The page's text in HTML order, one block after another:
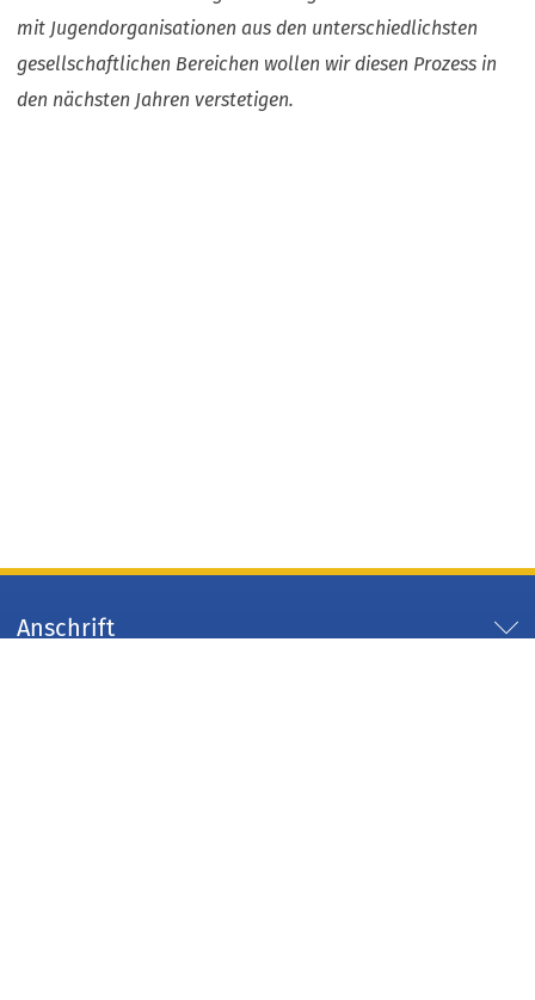
mit Jugendorganisationen aus den unterschiedlichsten
gesellschaftlichen Bereichen wollen wir diesen Prozess in
den nächsten Jahren verstetigen.
Anschrift